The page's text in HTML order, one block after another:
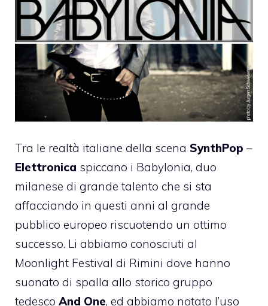
Tra le realtà italiane della scena SynthPop –
Elettronica spiccano i Babylonia, duo
milanese di grande talento che si sta
affacciando in questi anni al grande
pubblico europeo riscuotendo un ottimo
successo. Li abbiamo conosciuti al
Moonlight Festival di Rimini dove hanno
suonato di spalla allo storico gruppo
tedesco And One, ed abbiamo notato l’uso